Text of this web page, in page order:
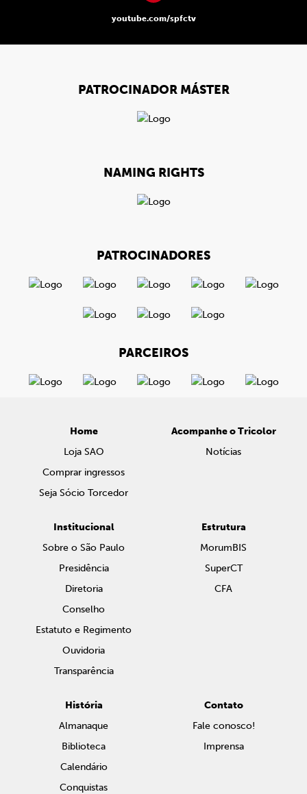
youtube.com/spfctv
PATROCINADOR MÁSTER
NAMING RIGHTS
PATROCINADORES
PARCEIROS
Home
Loja SAO
Comprar ingressos
Seja Sócio Torcedor
Acompanhe o Tricolor
Notícias
Institucional
Sobre o São Paulo
Presidência
Diretoria
Conselho
Estatuto e Regimento
Ouvidoria
Transparência
Estrutura
MorumBIS
SuperCT
CFA
História
Almanaque
Biblioteca
Calendário
Conquistas
Contato
Fale conosco!
Imprensa